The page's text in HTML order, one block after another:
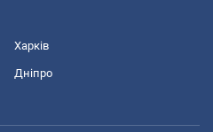
Харків
Дніпро